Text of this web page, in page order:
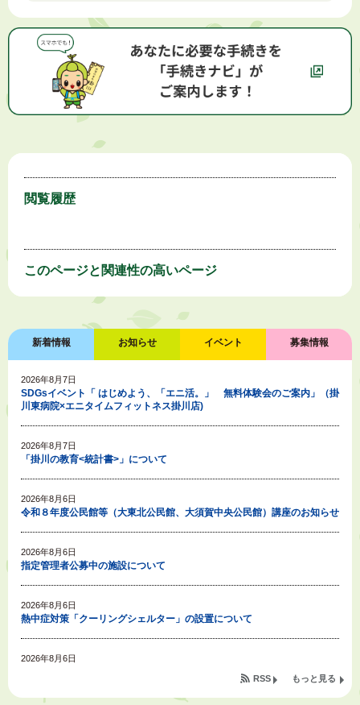
閲覧履歴
このページと 関連性の高いページ
新着情報 お知らせ イベント 募集情報
2026年8月7日
SDGsイベント「 はじめよう、「エニ活。」 無料体験会のご案内」（掛
川東病院×エニタイムフィットネス掛川店)
2026年8月7日
「掛川の教育<統計書>」について
2026年8月6日
令和８年度公民館等（大東北公民館、大須賀中央公民館）講座のお知らせ
2026年8月6日
指定管理者公募中の施設について
2026年8月6日
熱中症対策「クーリングシェルター」の設置について
2026年8月6日
もっと見る
RSS